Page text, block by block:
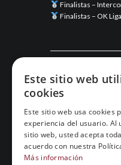
Finalistas –
Finalistas – OK
Esneca Fraga junio
Mayo de 2026: el
Esneca Fraga
Abril de 2026: el
y asegura el segundo
Este sitio web
cookies
Este sitio web usa cookies
experiencia del usuario. Al
sitio web, usted acepta
acuerdo con nuestra
Más información